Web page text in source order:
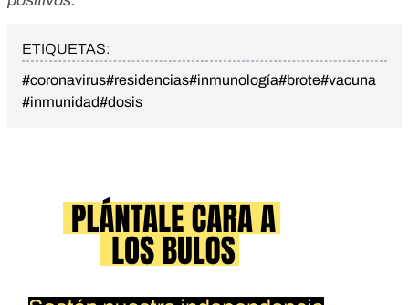
ETIQUETAS:
#coronavirus#residencias#inmunología#brote#vacuna
#inmunidad#dosis